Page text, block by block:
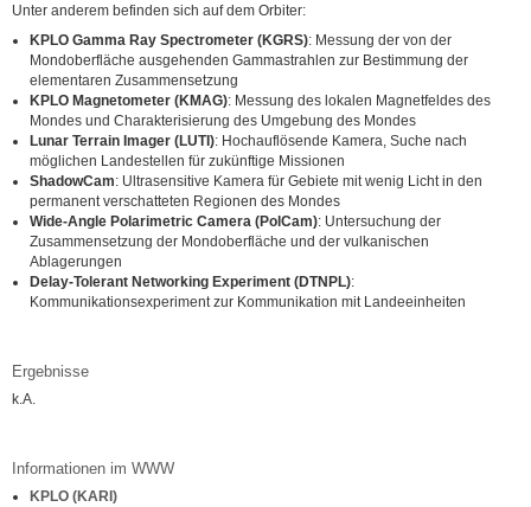
Unter anderem befinden sich auf dem Orbiter:
KPLO Gamma Ray Spectrometer (KGRS): Messung der von der
Mondoberfläche ausgehenden Gammastrahlen zur Bestimmung der
elementaren Zusammensetzung
KPLO Magnetometer (KMAG): Messung des lokalen Magnetfeldes des
Mondes und Charakterisierung des Umgebung des Mondes
Lunar Terrain Imager (LUTI): Hochauflösende Kamera, Suche nach
möglichen Landestellen für zukünftige Missionen
ShadowCam: Ultrasensitive Kamera für Gebiete mit wenig Licht in den
permanent verschatteten Regionen des Mondes
Wide-Angle Polarimetric Camera (PolCam): Untersuchung der
Zusammensetzung der Mondoberfläche und der vulkanischen
Ablagerungen
Delay-Tolerant Networking Experiment (DTNPL):
Kommunikationsexperiment zur Kommunikation mit Landeeinheiten
Ergebnisse
k.A.
Informationen im WWW
KPLO (KARI)